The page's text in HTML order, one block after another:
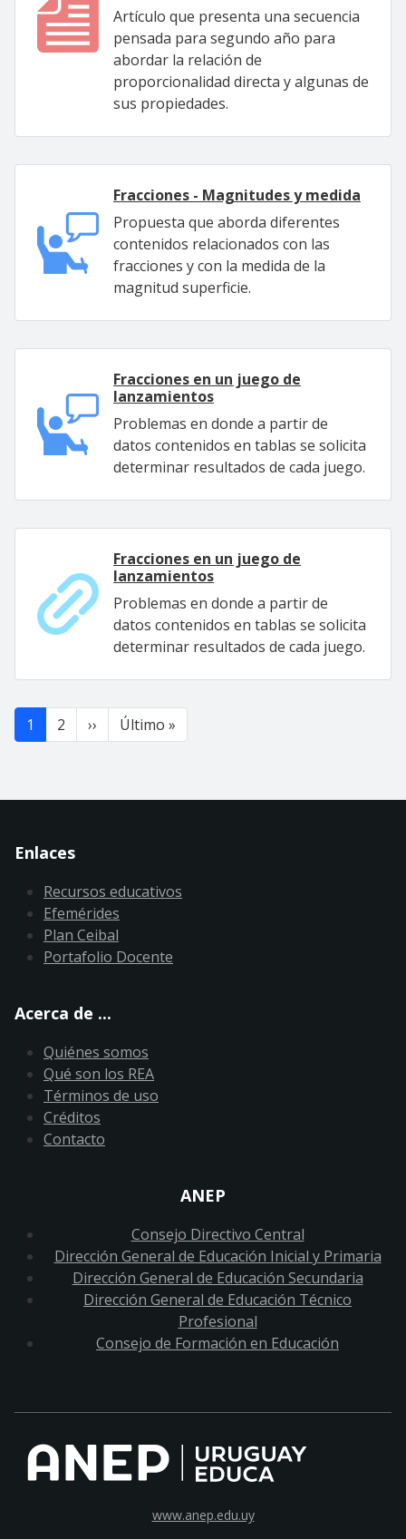
Artículo que presenta una secuencia
pensada para segundo año para
abordar la relación de
proporcionalidad directa y algunas de
sus propiedades.
Fracciones - Magnitudes y medida
Propuesta que aborda diferentes
contenidos relacionados con las
fracciones y con la medida de la
magnitud superficie.
Fracciones en un juego de
lanzamientos
Problemas en donde a partir de
datos contenidos en tablas se solicita
determinar resultados de cada juego.
Fracciones en un juego de
lanzamientos
Problemas en donde a partir de
datos contenidos en tablas se solicita
determinar resultados de cada juego.
Paginación
1 2 ›› Siguiente página
Último »
Enlaces
Recursos educativos
Efemérides
Plan Ceibal
Portafolio Docente
Acerca de ...
Quiénes somos
Qué son los REA
Términos de uso
Créditos
Contacto
ANEP
Consejo Directivo Central
Dirección General de Educación Inicial y Primaria
Dirección General de Educación Secundaria
Dirección General de Educación Técnico
Profesional
Consejo de Formación en Educación
www.anep.edu.uy